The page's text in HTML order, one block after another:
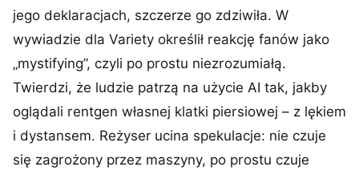
jego deklaracjach, szczerze go zdziwiła. W
wywiadzie dla Variety określił reakcję fanów jako
„mystifying”, czyli po prostu niezrozumiałą.
Twierdzi, że ludzie patrzą na użycie AI tak, jakby
oglądali rentgen własnej klatki piersiowej – z lękiem
i dystansem. Reżyser ucina spekulacje: nie czuje
się zagrożony przez maszyny, po prostu czuje